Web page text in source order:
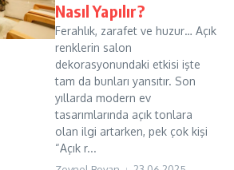
Nasıl Yapılır?
Ferahlık, zarafet ve huzur… Açık
renklerin salon
dekorasyonundaki etkisi işte
tam da bunları yansıtır. Son
yıllarda modern ev
tasarımlarında açık tonlara
olan ilgi artarken, pek çok kişi
“Açık r...